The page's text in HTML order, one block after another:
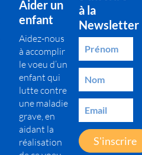
Aider un
enfant
Aidez-nous
à accomplir
le voeu d’un
enfant qui
lutte contre
une maladie
grave, en
aidant la
réalisation
à la
Newsletter
S'inscrire